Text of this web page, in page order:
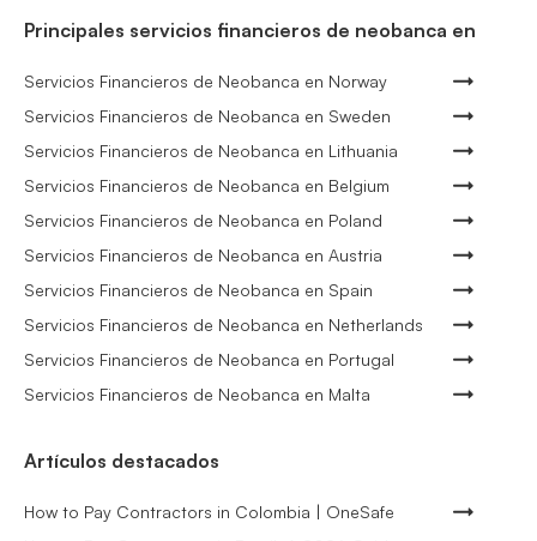
Principales servicios financieros de neobanca en
Servicios Financieros de Neobanca en Norway
Servicios Financieros de Neobanca en Sweden
Servicios Financieros de Neobanca en Lithuania
Servicios Financieros de Neobanca en Belgium
Servicios Financieros de Neobanca en Poland
Servicios Financieros de Neobanca en Austria
Servicios Financieros de Neobanca en Spain
Servicios Financieros de Neobanca en Netherlands
Servicios Financieros de Neobanca en Portugal
Servicios Financieros de Neobanca en Malta
Artículos destacados
How to Pay Contractors in Colombia | OneSafe